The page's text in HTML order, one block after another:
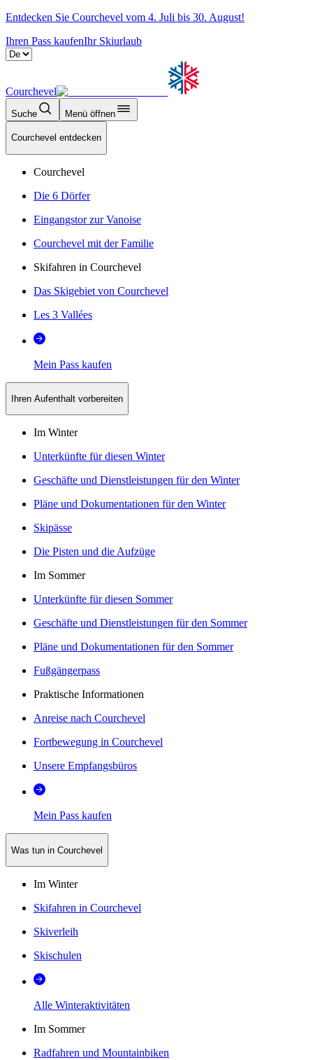
Entdecken Sie Courchevel vom 4. Juli bis 30. August!
Ihren Pass kaufenIhr Skiurlaub
Courchevel
Suche Menü öffnen
Courchevel entdecken
Courchevel
Die 6 Dörfer
Eingangstor zur Vanoise
Courchevel mit der Familie
Skifahren in Courchevel
Das Skigebiet von Courchevel
Les 3 Vallées
Mein Pass kaufen
Ihren Aufenthalt vorbereiten
Im Winter
Unterkünfte für diesen Winter
Geschäfte und Dienstleistungen für den Winter
Pläne und Dokumentationen für den Winter
Skipässe
Die Pisten und die Aufzüge
Im Sommer
Unterkünfte für diesen Sommer
Geschäfte und Dienstleistungen für den Sommer
Pläne und Dokumentationen für den Sommer
Fußgängerpass
Praktische Informationen
Anreise nach Courchevel
Fortbewegung in Courchevel
Unsere Empfangsbüros
Mein Pass kaufen
Was tun in Courchevel
Im Winter
Skifahren in Courchevel
Skiverleih
Skischulen
Alle Winteraktivitäten
Im Sommer
Radfahren und Mountainbiken